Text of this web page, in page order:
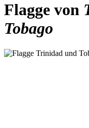
Flagge von
Tobago